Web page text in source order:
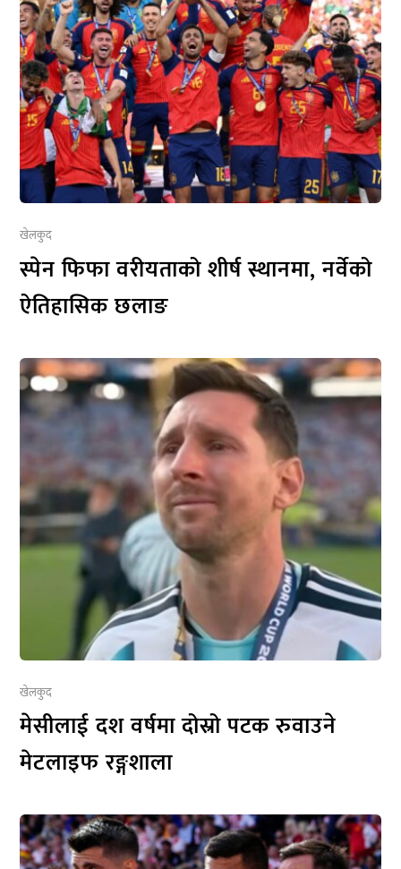
खेलकुद
स्पेन फिफा वरीयताको शीर्ष स्थानमा, नर्वेको
ऐतिहासिक छलाङ
खेलकुद
मेसीलाई दश वर्षमा दोस्रो पटक रुवाउने
मेटलाइफ रङ्गशाला